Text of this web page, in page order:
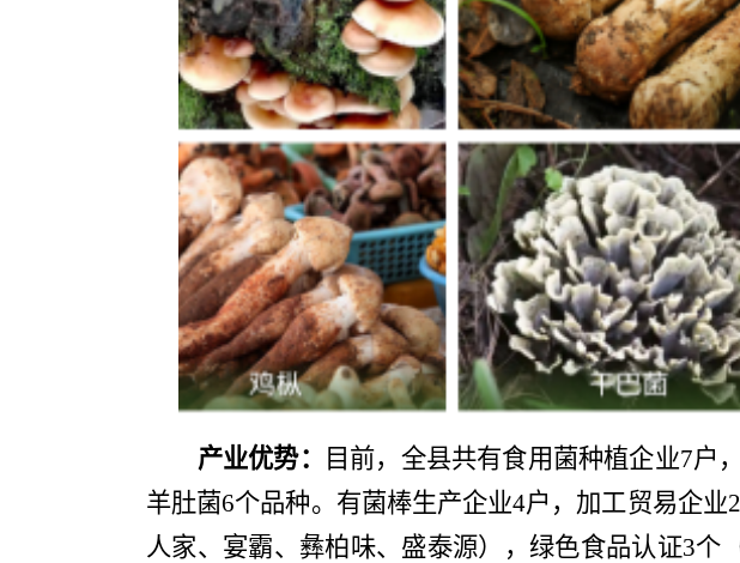
产业优势： 目前，全县共有食用菌种植企业7户
羊肚菌6个品种。有菌棒生产企业4户， 加工贸易企业
人家、宴霸、彝柏味、盛泰源）， 绿色食品认证3个